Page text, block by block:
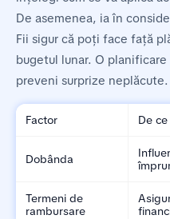
De asemenea, ia în
Fii sigur că poți face față
bugetul lunar. O
preveni surprize neplăcute.
Factor De
Dobânda
Termeni de
rambursare